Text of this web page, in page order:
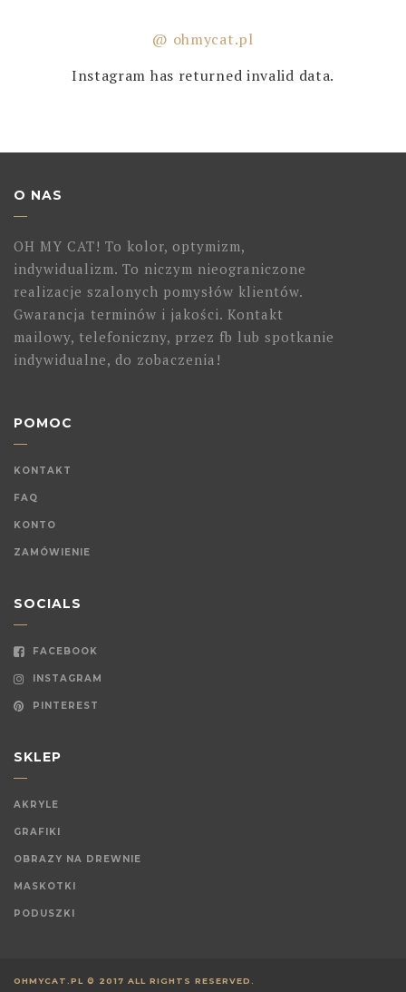
@ ohmycat.pl
Instagram has returned invalid data.
O NAS
OH MY CAT! To kolor, optymizm,
indywidualizm. To niczym nieograniczone
realizacje szalonych pomysłów klientów.
Gwarancja terminów i jakości. Kontakt
mailowy, telefoniczny, przez fb lub spotkanie
indywidualne, do zobaczenia!
POMOC
KONTAKT
FAQ
KONTO
ZAMÓWIENIE
SOCIALS
FACEBOOK
INSTAGRAM
PINTEREST
SKLEP
AKRYLE
GRAFIKI
OBRAZY NA DREWNIE
MASKOTKI
PODUSZKI
OHMYCAT.PL © 2017 ALL RIGHTS RESERVED.